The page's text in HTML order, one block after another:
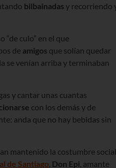
bilbainadas y recorriendo
“de culo” en el que
de amigos que solían quedar
se venían arriba y terminaban
y cantar unas cuantas
con los demás y de
anda que no hay bebidas sin
mantenido la costumbre social
de Santiago, Don Epi, amante